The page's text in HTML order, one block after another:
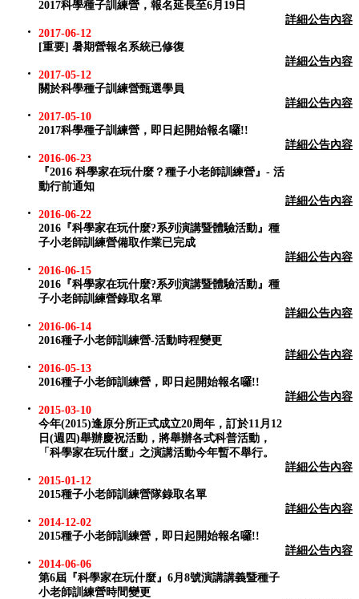
2017科學種子訓練營，報名延長至6月19日
詳細公告內容
2017-06-12
[重要] 暑期營報名系統已修復
詳細公告內容
2017-05-12
關於科學種子訓練營甄選學員
詳細公告內容
2017-05-10
2017科學種子訓練營，即日起開始報名囉!!
詳細公告內容
2016-06-23
『2016 科學家在玩什麼？種子小老師訓練營』- 活
動行前通知
詳細公告內容
2016-06-22
2016『科學家在玩什麼?系列演講暨體驗活動』種
子小老師訓練營備取作業已完成
詳細公告內容
2016-06-15
2016『科學家在玩什麼?系列演講暨體驗活動』種
子小老師訓練營錄取名單
詳細公告內容
2016-06-14
2016種子小老師訓練營-活動時程變更
詳細公告內容
2016-05-13
2016種子小老師訓練營，即日起開始報名囉!!
詳細公告內容
2015-03-10
今年(2015)逢原分所正式成立20周年，訂於11月12
日(週四)舉辦慶祝活動，將舉辦各式科普活動，
「科學家在玩什麼」之演講活動今年暫不舉行。
詳細公告內容
2015-01-12
2015種子小老師訓練營隊錄取名單
詳細公告內容
2014-12-02
2015種子小老師訓練營，即日起開始報名囉!!
詳細公告內容
2014-06-06
第6屆『科學家在玩什麼』6月8號演講講義暨種子
小老師訓練營時間變更